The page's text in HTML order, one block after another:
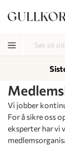
Vi jobber
For å sikre oss
eksperter har vi